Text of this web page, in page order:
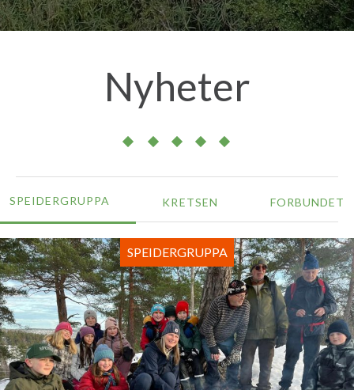
Nyheter
SPEIDERGRUPPA KRETSEN FORBUNDET
SPEIDERGRUPPA